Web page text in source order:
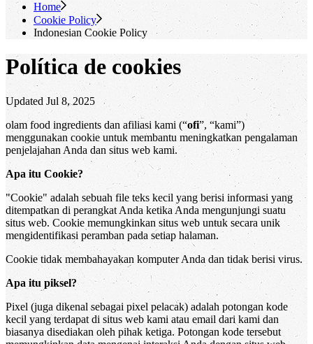
Home
Cookie Policy
Indonesian Cookie Policy
Política de cookies
Updated Jul 8, 2025
olam food ingredients dan afiliasi kami (“ofi”, “kami”)
menggunakan cookie untuk membantu meningkatkan pengalaman
penjelajahan Anda dan situs web kami.
Apa itu Cookie?
"Cookie" adalah sebuah file teks kecil yang berisi informasi yang
ditempatkan di perangkat Anda ketika Anda mengunjungi suatu
situs web. Cookie memungkinkan situs web untuk secara unik
mengidentifikasi peramban pada setiap halaman.
Cookie tidak membahayakan komputer Anda dan tidak berisi virus.
Apa itu piksel?
Pixel (juga dikenal sebagai pixel pelacak) adalah potongan kode
kecil yang terdapat di situs web kami atau email dari kami dan
biasanya disediakan oleh pihak ketiga. Potongan kode tersebut